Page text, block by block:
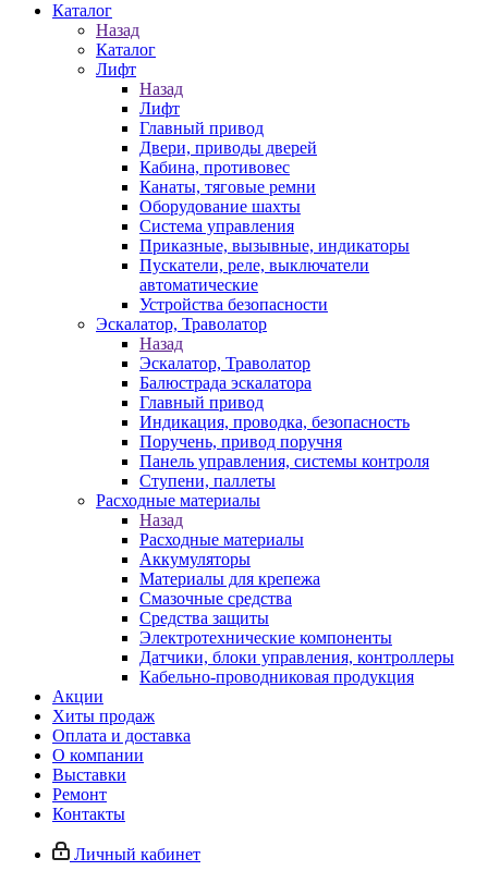
Каталог
Назад
Каталог
Лифт
Назад
Лифт
Главный привод
Двери, приводы дверей
Кабина, противовес
Канаты, тяговые ремни
Оборудование шахты
Система управления
Приказные, вызывные, индикаторы
Пускатели, реле, выключатели
автоматические
Устройства безопасности
Эскалатор, Траволатор
Назад
Эскалатор, Траволатор
Балюстрада эскалатора
Главный привод
Индикация, проводка, безопасность
Поручень, привод поручня
Панель управления, системы контроля
Ступени, паллеты
Расходные материалы
Назад
Расходные материалы
Аккумуляторы
Материалы для крепежа
Смазочные средства
Средства защиты
Электротехнические компоненты
Датчики, блоки управления, контроллеры
Кабельно-проводниковая продукция
Акции
Хиты продаж
Оплата и доставка
О компании
Выставки
Ремонт
Контакты
Личный кабинет